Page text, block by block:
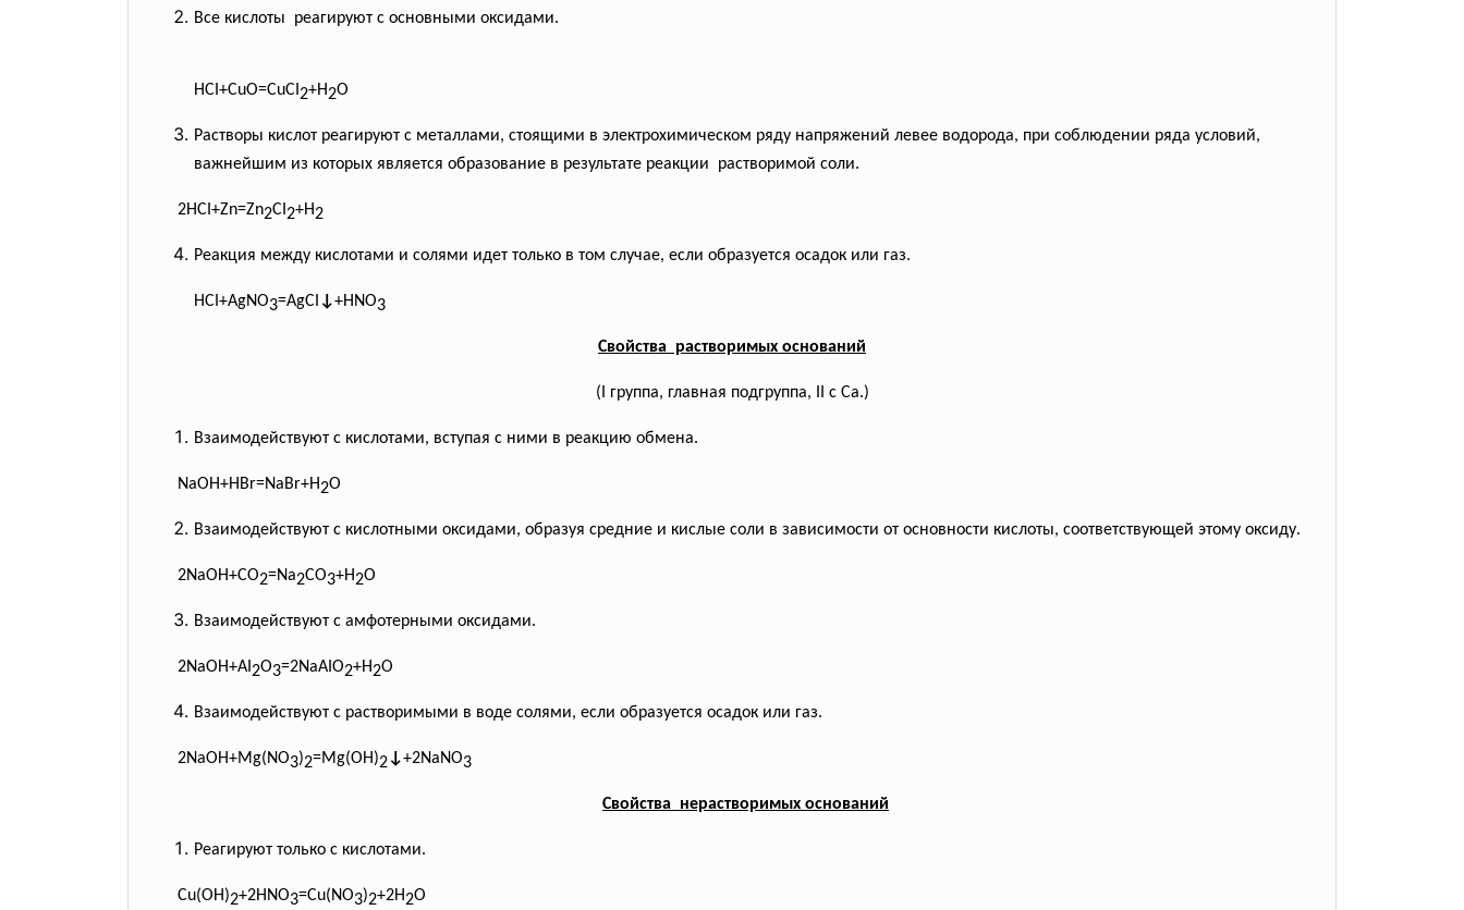
Все кислоты реагируют с основными оксидами.
HCI+CuO=CuCI 2+H2O
Растворы кислот реагируют с металлами, стоящими в электрохимическом ряду напряжений левее водорода, при соблюдении ряда условий,
важнейшим из которых является образование в результате реакции растворимой соли.
2HCI+Zn=Zn2CI 2+H2
Реакция между кислотами и солями идет только в том случае, если образуется осадок или газ.
HCI+AgNO3=AgCI ↓+HNO3
Свойства растворимых оснований
(I группа, главная подгруппа, II с Са.)
Взаимодействуют с кислотами, вступая с ними в реакцию обмена.
NaOH+HBr=NaBr+H2O
Взаимодействуют с кислотными оксидами, образуя средние и кислые соли в зависимости от основности кислоты, соответствующей этому оксиду.
2NaOH+CO2=Na2CO3+H2O
Взаимодействуют с амфотерными оксидами.
2NaOH+AI 2O3=2NaAIO2+H2O
Взаимодействуют с растворимыми в воде солями, если образуется осадок или газ.
2NaOH+Mg(NO3)2=Mg(OH)2↓+2NaNO3
Свойства нерастворимых оснований
Реагируют только с кислотами.
Cu(OH)2+2HNO3=Cu(NO3)2+2H2O